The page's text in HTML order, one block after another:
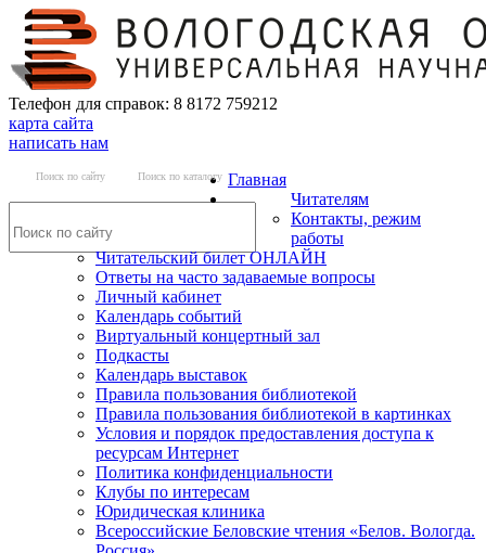
Телефон для справок: 8 8172 759212
карта сайта
написать нам
Поиск по сайту Поиск по каталогу Главная
Читателям
Контакты, режим
работы
Читательский билет ОНЛАЙН
Ответы на часто задаваемые вопросы
Личный кабинет
Календарь событий
Виртуальный концертный зал
Подкасты
Календарь выставок
Правила пользования библиотекой
Правила пользования библиотекой в картинках
Условия и порядок предоставления доступа к
ресурсам Интернет
Политика конфиденциальности
Клубы по интересам
Юридическая клиника
Всероссийские Беловские чтения «Белов. Вологда.